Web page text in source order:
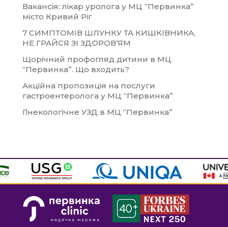
Вакансія: лікар уролога у МЦ “Первинка”
місто Кривий Ріг
7 СИМПТОМІВ ШЛУНКУ ТА КИШКІВНИКА,
НЕ ГРАЙСЯ ЗІ ЗДОРОВ’ЯМ
Щорічний профогляд дитини в МЦ
“Первинка”. Що входить?
Акційна пропозиція на послуги
гастроентеролога у МЦ “Первинка”
Гінекологічне УЗД в МЦ “Первинка”